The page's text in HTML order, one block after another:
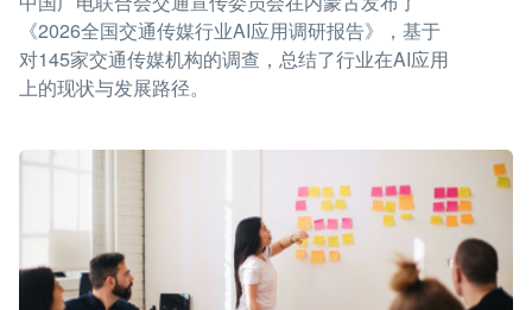
《2026全国交通传媒行业AI应用调研报告》，基于
对145家交通传媒机构的调查，总结了行业在AI应用
上的现状与发展路径。